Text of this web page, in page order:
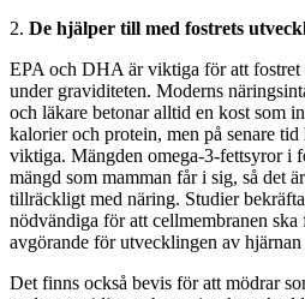
2. De hjälper till med fostrets
EPA och DHA är viktiga för att fostret
under graviditeten. Moderns
och läkare betonar alltid en kost som
kalorier och protein, men på senare tid
viktiga. Mängden omega-3-fettsyror i
mängd som mamman får i sig, så det
tillräckligt med näring. Studier
nödvändiga för att cellmembranen
avgörande för utvecklingen av
Det finns också bevis för att mödrar